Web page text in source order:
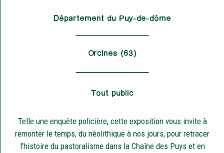
Département du Puy-de-dôme
Orcines (63)
Tout public
Telle une enquête policière, cette exposition vous invite à
remonter le temps, du néolithique à nos jours, pour retracer
l’histoire du pastoralisme dans la Chaîne des Puys et en